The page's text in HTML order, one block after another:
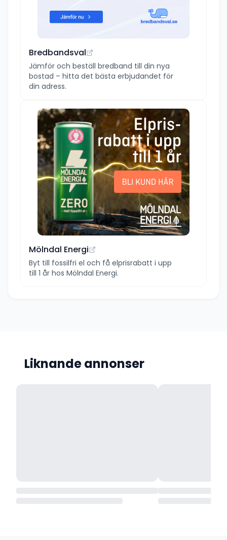
Bredbandsval
Jämför och beställ bredband till din nya
bostad – hitta det bästa erbjudandet för
din adress.
Mölndal Energi
Byt till fossilfri el och få elprisrabatt i upp
till 1 år hos Mölndal Energi.
Liknande annonser